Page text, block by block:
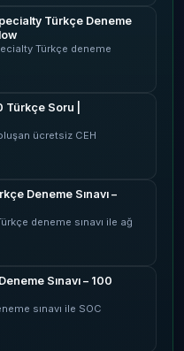
Türkçe Deneme
Türkçe deneme
Türkçe Soru |
ücretsiz CEH
Deneme Sınavı –
deneme sınavı ile ağ
Sınavı – 100
sınavı ile SOC